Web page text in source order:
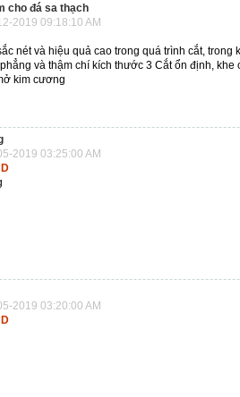
cho đá sa thạch
2019 09:18:10 AM
nét và hiệu quả cao trong quá trình cắt, trong
và thậm chí kích thước 3 Cắt ổn định,
kim cương
2019 03:25:00 AM
2019 03:20:00 AM